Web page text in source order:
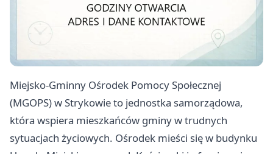
Miejsko-Gminny Ośrodek Pomocy Społecznej
(MGOPS) w Strykowie to jednostka samorządowa,
która wspiera mieszkańców gminy w trudnych
sytuacjach życiowych. Ośrodek mieści się w budynku